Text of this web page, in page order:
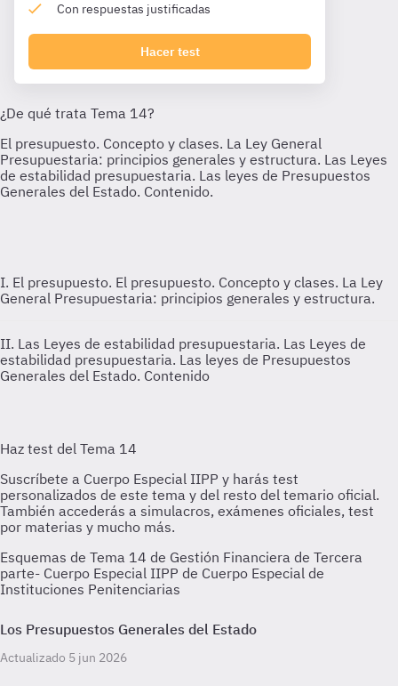
Con respuestas justificadas
Hacer test
I. El presupuesto. El presupuesto. Concepto y clases. La Ley
General Presupuestaria: principios generales y estructura.
II. Las Leyes de estabilidad presupuestaria. Las Leyes de
estabilidad presupuestaria. Las leyes de Presupuestos
Generales del Estado. Contenido
Esquemas de Tema 14 de Gestión Financiera de Tercera
parte- Cuerpo Especial IIPP de Cuerpo Especial de
Instituciones Penitenciarias
Los Presupuestos Generales del Estado
Actualizado 5 jun 2026